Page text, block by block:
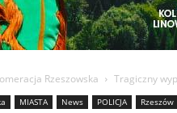
Rzeszowska Tragiczny
MIASTA News POLICJA Rzeszów